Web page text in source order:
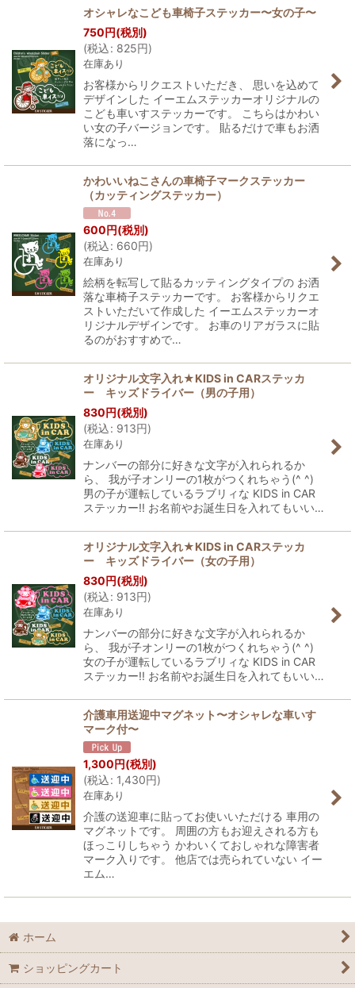
オシャレなこども車椅子ステッカー〜女の子〜
750円(税別)
(税込: 825円)
在庫あり
お客様からリクエストいただき、 思いを込めて
デザインした イーエムステッカーオリジナルの
こども車いすステッカーです。 こちらはかわい
い女の子バージョンです。 貼るだけで車もお洒
落になっ…
かわいいねこさんの車椅子マークステッカー
（カッティングステッカー）
600円(税別)
(税込: 660円)
在庫あり
絵柄を転写して貼るカッティングタイプの お洒
落な車椅子ステッカーです。 お客様からリクエ
ストいただいて作成した イーエムステッカーオ
リジナルデザインです。 お車のリアガラスに貼
るのがおすすめで…
オリジナル文字入れ★KIDS in CARステッカ
ー キッズドライバー（男の子用）
830円(税別)
(税込: 913円)
在庫あり
ナンバーの部分に好きな文字が入れられるか
ら、 我が子オンリーの1枚がつくれちゃう(^ ^)
男の子が運転しているラブリィな KIDS in CAR
ステッカー!! お名前やお誕生日を入れてもいい…
オリジナル文字入れ★KIDS in CARステッカ
ー キッズドライバー（女の子用）
830円(税別)
(税込: 913円)
在庫あり
ナンバーの部分に好きな文字が入れられるか
ら、 我が子オンリーの1枚がつくれちゃう(^ ^)
女の子が運転しているラブリィな KIDS in CAR
ステッカー!! お名前やお誕生日を入れてもいい…
介護車用送迎中マグネット〜オシャレな車いす
マーク付〜
1,300円(税別)
(税込: 1,430円)
在庫あり
介護の送迎車に貼ってお使いいただける 車用の
マグネットです。 周囲の方もお迎えされる方も
ほっこりしちゃう かわいくておしゃれな障害者
マーク入りです。 他店では売られていない イー
エム…
ホーム
ショッピングカート